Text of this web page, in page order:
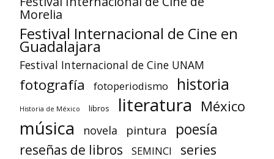
Morelia
Festival Internacional de Cine en
Guadalajara
Festival Internacional de Cine UNAM
fotografía fotoperiodismo historia
Historia de México libros literatura México
música novela pintura poesía
reseñas de libros SEMINCI series